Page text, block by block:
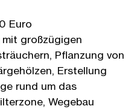
Euro
großzügigen
Pflanzung von
Erstellung
rund um das
Wegebau